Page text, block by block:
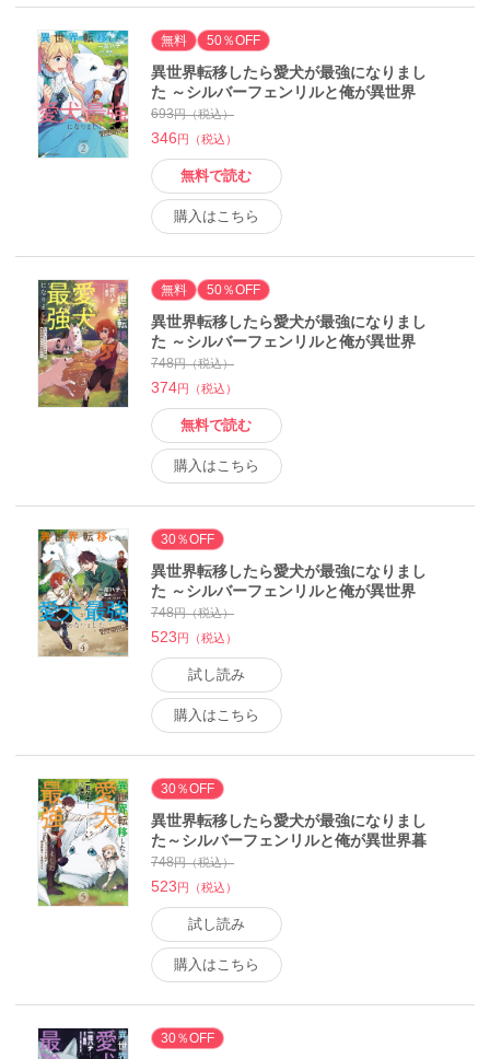
無料 50％OFF
異世界転移したら愛犬が最強になりまし
た ～シルバーフェンリルと俺が異世界
暮らしを始めたら～ THE COMIC 2 電
子書籍版
693円（税込）
346円（税込）
無料で読む
購入はこちら
無料 50％OFF
異世界転移したら愛犬が最強になりまし
た ～シルバーフェンリルと俺が異世界
暮らしを始めたら～ THE COMIC 3【電
子もふもふ特典付き】 電子書籍版
748円（税込）
374円（税込）
無料で読む
購入はこちら
30％OFF
異世界転移したら愛犬が最強になりまし
た ～シルバーフェンリルと俺が異世界
暮らしを始めたら～ THE COMIC 4【電
子もふもふ特典付き】 電子書籍版
748円（税込）
523円（税込）
試し読み
購入はこちら
30％OFF
異世界転移したら愛犬が最強になりまし
た～シルバーフェンリルと俺が異世界暮
らしを始めたら～ THE COMIC 5【電子
もふもふ特典付き】 電子書籍版
748円（税込）
523円（税込）
試し読み
購入はこちら
30％OFF